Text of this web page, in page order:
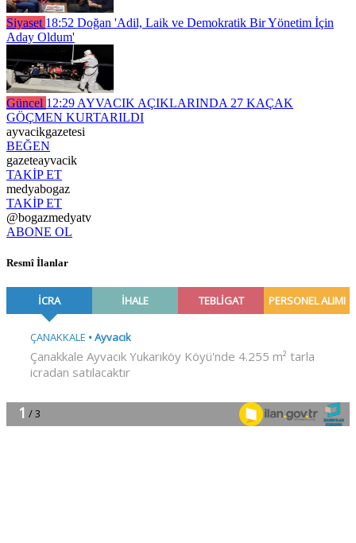
Siyaset 18:52 Doğan 'Adil, Laik ve Demokratik Bir Yönetim İçin
Aday Oldum'
Güncel 12:29 AYVACIK AÇIKLARINDA 27 KAÇAK
GÖÇMEN KURTARILDI
ayvacikgazetesi
BEĞEN
gazeteayvacik
TAKİP ET
medyabogaz
TAKİP ET
@bogazmedyatv
ABONE OL
Resmî İlanlar